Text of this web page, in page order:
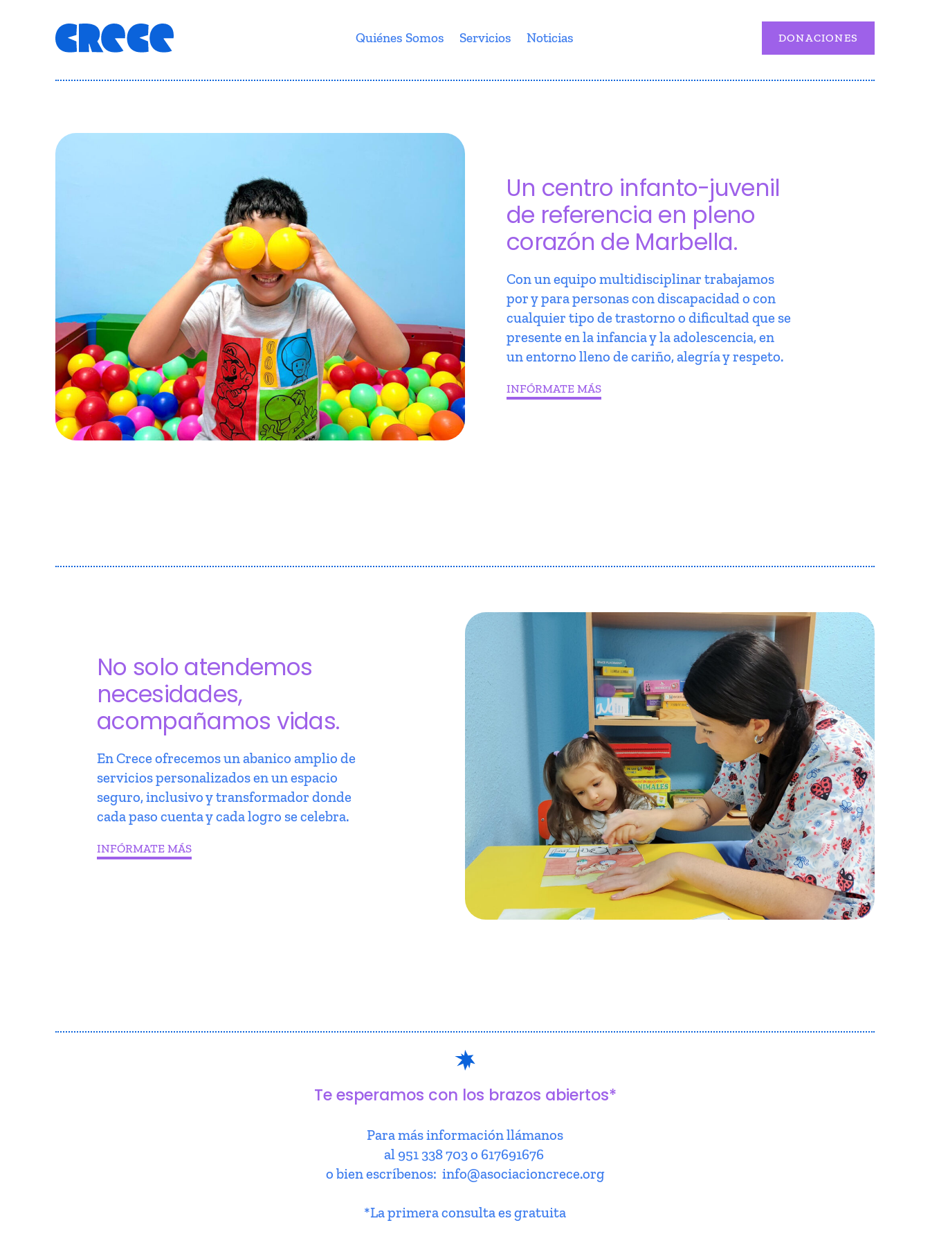
Quiénes Somos Servicios Noticias DONACIONES
Un centro infanto-juvenil
de referencia en pleno
corazón de Marbella.
Con un equipo multidisciplinar trabajamos
por y para personas con discapacidad o con
cualquier tipo de trastorno o dificultad que se
presente en la infancia y la adolescencia, en
un entorno lleno de cariño, alegría y respeto.
INFÓRMATE MÁS
No solo atendemos
necesidades,
acompañamos vidas.
En Crece ofrecemos un abanico amplio de
servicios personalizados en un espacio
seguro, inclusivo y transformador donde
cada paso cuenta y cada logro se celebra.
INFÓRMATE MÁS
Te esperamos con los brazos abiertos*
Para más información llámanos
al 951 338 703 o 617691676
o bien escríbenos: info@asociacioncrece.org
*La primera consulta es gratuita